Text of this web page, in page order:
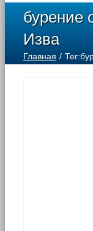
бурение
Изва
Главная Тег: